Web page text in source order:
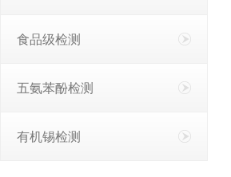
食品级检测
五氨苯酚检测
有机锡检测